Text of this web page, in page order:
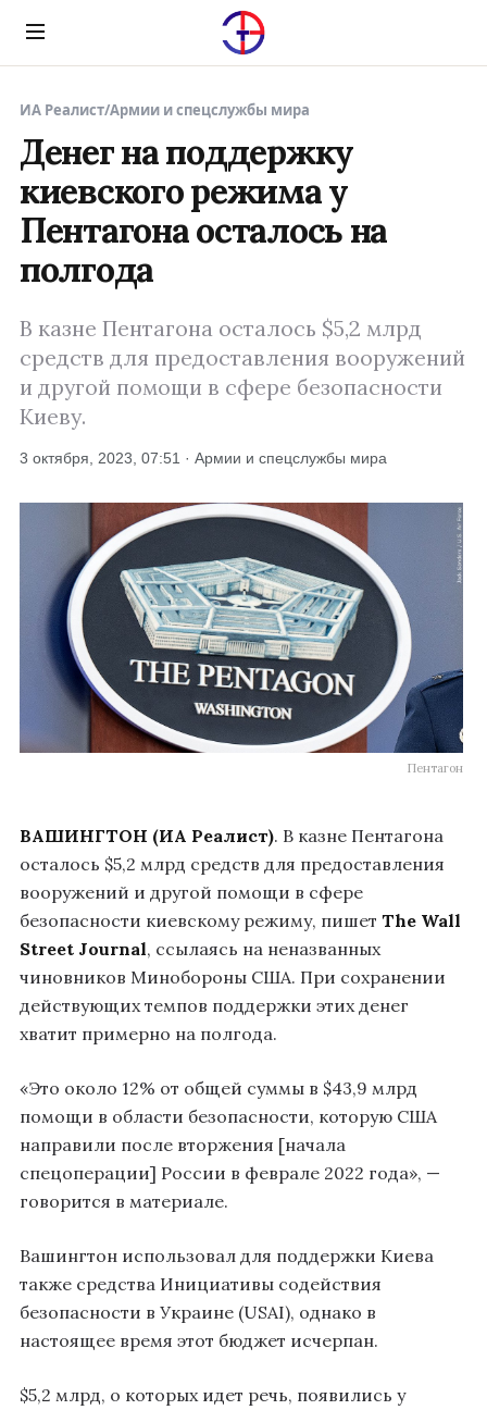
Menu
ИА Реалист/Армии и спецслужбы мира
Денег на поддержку
киевского режима у
Пентагона осталось на
полгода
В казне Пентагона осталось $5,2 млрд
средств для предоставления вооружений
и другой помощи в сфере безопасности
Киеву.
3 октября, 2023, 07:51 · Армии и спецслужбы мира
Пентагон
ВАШИНГТОН (ИА Реалист). В казне Пентагона
осталось $5,2 млрд средств для предоставления
вооружений и другой помощи в сфере
безопасности киевскому режиму, пишет The Wall
Street Journal, ссылаясь на неназванных
чиновников Минобороны США. При сохранении
действующих темпов поддержки этих денег
хватит примерно на полгода.
«Это около 12% от общей суммы в $43,9 млрд
помощи в области безопасности, которую США
направили после вторжения [начала
спецоперации] России в феврале 2022 года», —
говорится в материале.
Вашингтон использовал для поддержки Киева
также средства Инициативы содействия
безопасности в Украине (USAI), однако в
настоящее время этот бюджет исчерпан.
$5,2 млрд, о которых идет речь, появились у